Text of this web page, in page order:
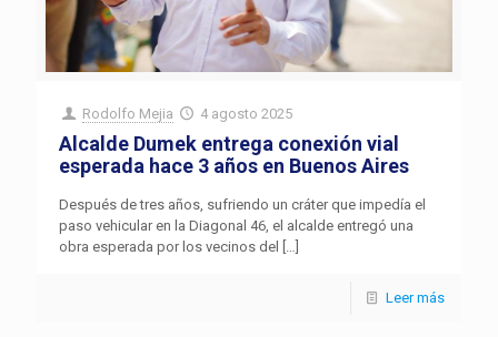
Rodolfo Mejia 4 agosto 2025
Alcalde Dumek entrega conexión vial
esperada hace 3 años en Buenos Aires
Después de tres años, sufriendo un cráter que impedía el
paso vehicular en la Diagonal 46, el alcalde entregó una
obra esperada por los vecinos del
Leer más